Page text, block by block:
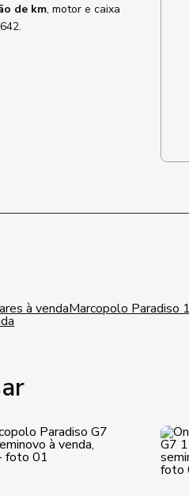
de km, motor e caixa
à vendaMarcopolo Paradiso